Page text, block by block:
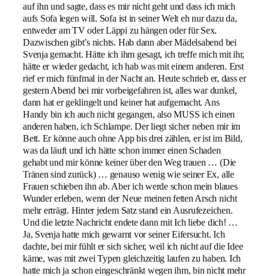
auf ihn und sagte, dass es mir nicht geht und dass ich mich
aufs Sofa legen will. Sofa ist in seiner Welt eh nur dazu da,
entweder am TV oder Läppi zu hängen oder für Sex.
Dazwischen gibt’s nichts. Hab dann aber Mädelsabend bei
Svenja gemacht. Hätte ich ihm gesagt, ich treffe mich mit ihr,
hätte er wieder gedacht, ich hab was mit einem anderen. Erst
rief er mich fünfmal in der Nacht an. Heute schrieb er, dass er
gestern Abend bei mir vorbeigefahren ist, alles war dunkel,
dann hat er geklingelt und keiner hat aufgemacht. Ans
Handy bin ich auch nicht gegangen, also MUSS ich einen
anderen haben, ich Schlampe. Der liegt sicher neben mir im
Bett. Er könne auch ohne App bis drei zählen, er ist im Bild,
was da läuft und ich hätte schon immer einen Schaden
gehabt und mir könne keiner über den Weg trauen … (Die
Tränen sind zurück) … genauso wenig wie seiner Ex, alle
Frauen schieben ihn ab. Aber ich werde schon mein blaues
Wunder erleben, wenn der Neue meinen fetten Arsch nicht
mehr erträgt. Hinter jedem Satz stand ein Ausrufezeichen.
Und die letzte Nachricht endete dann mit Ich liebe dich! …
Ja, Svenja hatte mich gewarnt vor seiner Eifersucht. Ich
dachte, bei mir fühlt er sich sicher, weil ich nicht auf die Idee
käme, was mit zwei Typen gleichzeitig laufen zu haben. Ich
hatte mich ja schon eingeschränkt wegen ihm, bin nicht mehr